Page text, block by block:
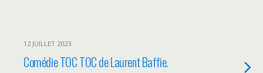
12 JUILLET 2023
Comédie TOC TOC de Laurent Baffie.